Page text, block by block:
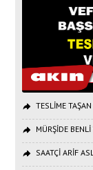
TESLİME
MÜRŞİDE
SAATÇİ ARİF